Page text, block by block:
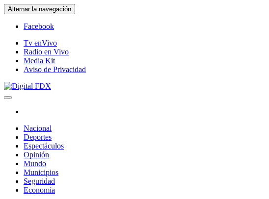
Saltar
al
contenido
Alternar la navegación
Facebook
Tv enVivo
Radio en Vivo
Media Kit
Aviso de Privacidad
Nacional
Deportes
Espectáculos
Opinión
Mundo
Municipios
Seguridad
Economía